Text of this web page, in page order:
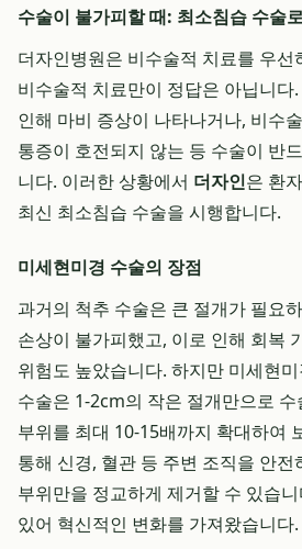
수술이 불가피할 때: 최소침습 수술
더자인병원은 비수술적 치료를 우선
비수술적 치료만이 정답은 아닙니다
인해 마비 증상이 나타나거나, 비수
통증이 호전되지 않는 등 수술이 반
니다. 이러한 상황에서 더자인은 환
최신 최소침습 수술을 시행합니다.
미세현미경 수술의 장점
과거의 척추 수술은 큰 절개가 필요
손상이 불가피했고, 이로 인해 회복
위험도 높았습니다. 하지만 미세현
수술은 1-2cm의 작은 절개만으로
부위를 최대 10-15배까지 확대하여
통해 신경, 혈관 등 주변 조직을 안전
부위만을 정교하게 제거할 수 있습
있어 혁신적인 변화를 가져왔습니다.